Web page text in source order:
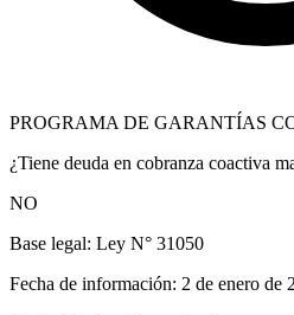
PROGRAMA DE GARANTÍAS
¿Tiene deuda en cobranza coactiva
NO
Base legal: Ley N° 31050
Fecha de información: 2 de enero de